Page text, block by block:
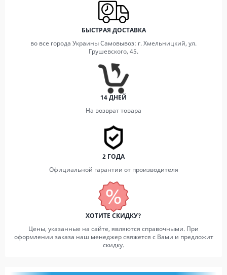
БЫСТРАЯ ДОСТАВКА
во все города Украины Самовывоз: г. Хмельницкий, ул.
Грушевского, 45.
14 ДНЕЙ
На возврат товара
2 ГОДА
Официальной гарантии от производителя
ХОТИТЕ СКИДКУ?
Цены, указанные на сайте, являются справочными. При
оформлении заказа наш менеджер свяжется с Вами и предложит
скидку.